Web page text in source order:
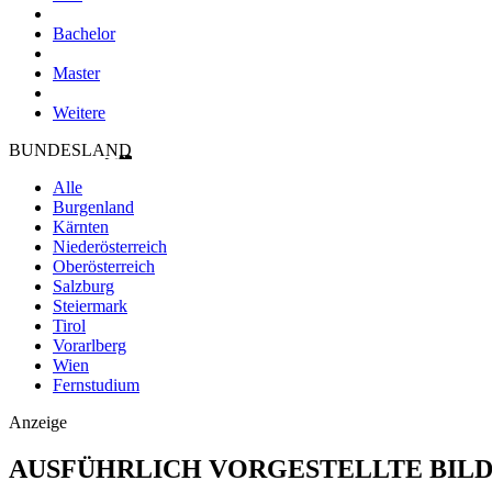
Bachelor
Master
Weitere
BUNDESLAND
Alle
Burgenland
Kärnten
Niederösterreich
Oberösterreich
Salzburg
Steiermark
Tirol
Vorarlberg
Wien
Fernstudium
Anzeige
AUSFÜHRLICH VORGESTELLTE